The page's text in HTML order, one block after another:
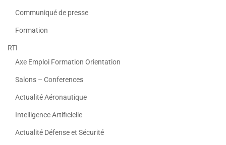
Communiqué de presse
Formation
RTI
Axe Emploi Formation Orientation
Salons – Conferences
Actualité Aéronautique
Intelligence Artificielle
Actualité Défense et Sécurité